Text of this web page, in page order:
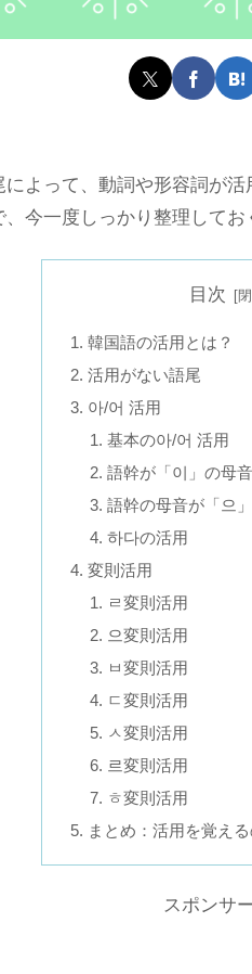
よって、動詞や形容詞が
今一度しっかり整理してお
目次
韓国語の活用とは？
活用がない語尾
아/어 活用
基本の아/어 活用
語幹が「이」の母
語幹の母音が「으
하다の活用
変則活用
ㄹ変則活用
으変則活用
ㅂ変則活用
ㄷ変則活用
ㅅ変則活用
르変則活用
ㅎ変則活用
まとめ：活用を覚え
スポンサ